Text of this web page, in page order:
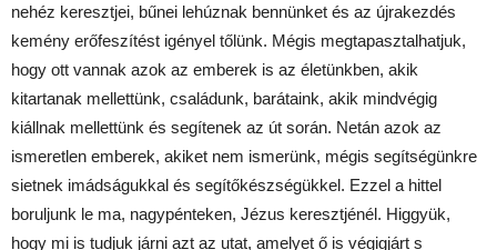
nehéz keresztjei, bűnei lehúznak bennünket és az újrakezdés
kemény erőfeszítést igényel tőlünk. Mégis megtapasztalhatjuk,
hogy ott vannak azok az emberek is az életünkben, akik
kitartanak mellettünk, családunk, barátaink, akik mindvégig
kiállnak mellettünk és segítenek az út során. Netán azok az
ismeretlen emberek, akiket nem ismerünk, mégis segítségünkre
sietnek imádságukkal és segítőkészségükkel. Ezzel a hittel
boruljunk le ma, nagypénteken, Jézus keresztjénél. Higgyük,
hogy mi is tudjuk járni azt az utat, amelyet ő is végigjárt s